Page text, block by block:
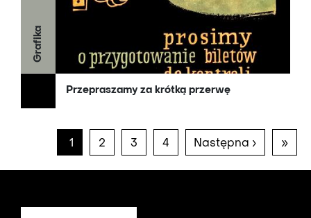
Grafika
Przepraszamy za krótką przerwę
Stronicowanie
Bieżąca
strona
1 Page
2 Page
3 Page
4
Następna
strona
Następna › »